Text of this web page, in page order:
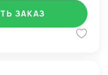
с нуля; -
стратегии
заказчика; -
сделки разово или
ЗАКАЗ